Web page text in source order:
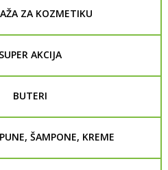
ZA KOZMETIKU
SUPER AKCIJA
BUTERI
ŠAMPONE, KREME